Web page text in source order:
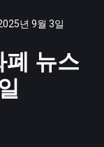
년 9월 3일
폐 뉴스